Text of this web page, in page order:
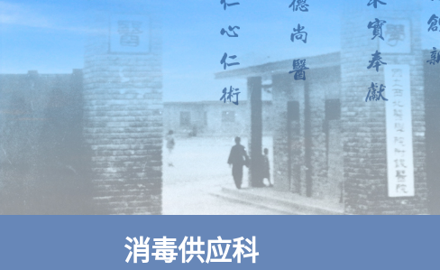
医保服务
护理到家
就诊须知
就医流程
多学科诊疗
特色医疗
病院•中心
消毒供应科